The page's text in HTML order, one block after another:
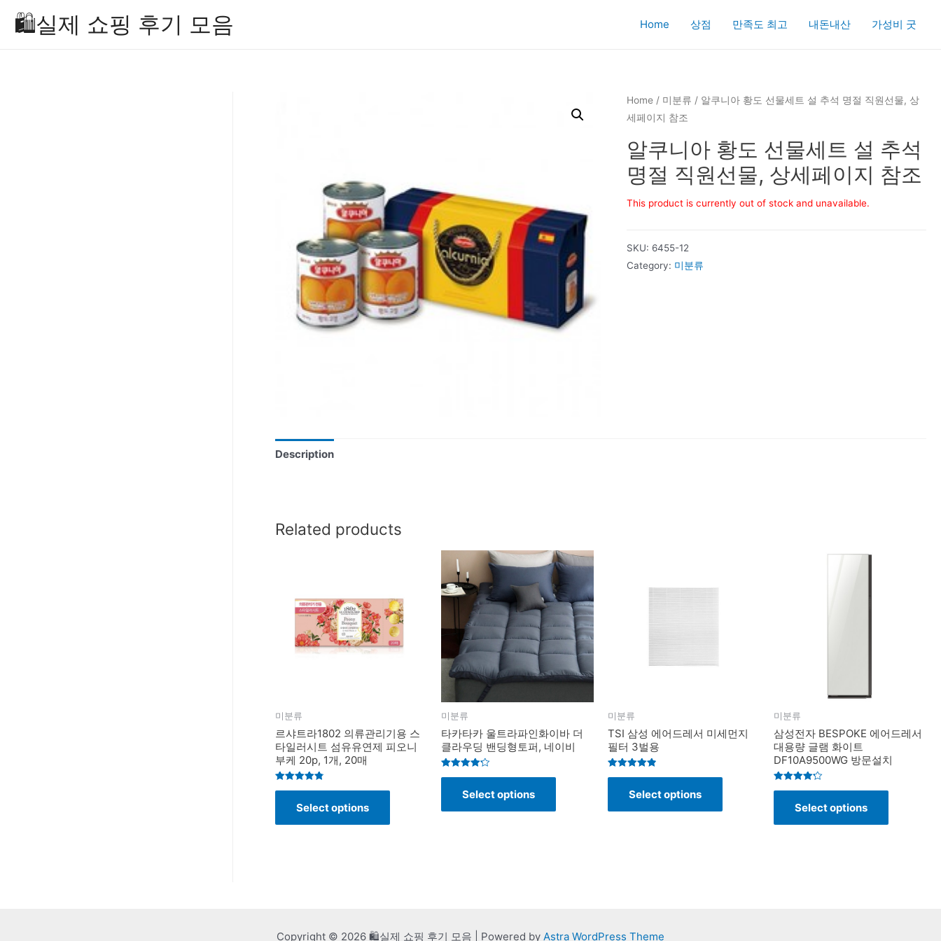
Skip
🛍️실제 쇼핑 후기 모음 Home 상점 만족도 최고 내돈내산 가성비 굿
Home / 미분류 / 알쿠니아 황도 선물세트 설 추석 명절 직원선물, 상
세페이지 참조
알쿠니아 황도 선물세트 설 추석
명절 직원선물, 상세페이지 참조
This product is currently out of stock and unavailable.
SKU: 6455-12
Category: 미분류
Description
Related products
미분류
르샤트라1802 의류관리기용 스
타일러시트 섬유유연제 피오니
부케 20p, 1개, 20매
Rated
out of 5Select options
미분류
타카타카 울트라파인화이바 더
클라우딩 밴딩형토퍼, 네이비
Rated
out of 5Select options
미분류
TSI 삼성 에어드레서 미세먼지
필터 3벌용
Rated
out of 5Select options
미분류
삼성전자 BESPOKE 에어드레서
대용량 글램 화이트
DF10A9500WG 방문설치
Rated
out of 5Select options
Copyright © 2026 🛍️실제 쇼핑 후기 모음 | Powered by Astra WordPress Theme